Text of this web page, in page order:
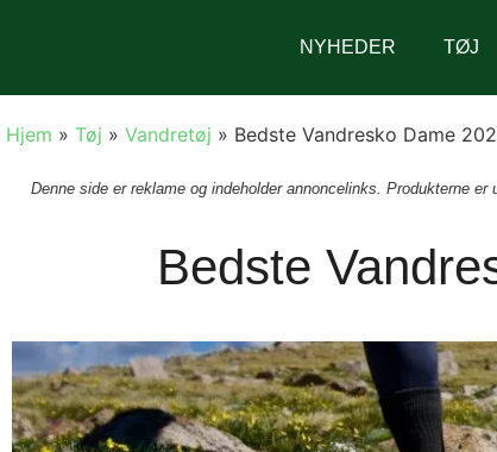
NYHEDER TØJ
Hjem » Tøj » Vandretøj » Bedste Vandresko Dame
Denne side er reklame og indeholder annoncelinks. Produkterne
Bedste